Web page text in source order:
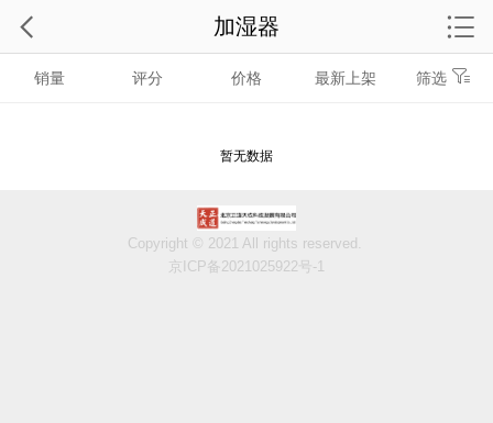
销量 评分 价格 最新上架 筛选
暂无数据
加湿器
Copyright © 2021 All rights reserved.
京ICP备2021025922号-1